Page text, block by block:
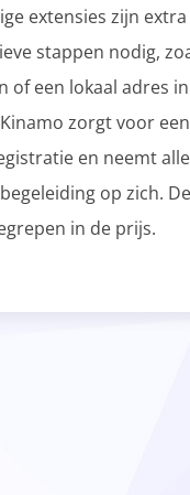
extensies zijn extra
stappen nodig,
of een lokaal adres
zorgt voor
en neemt
op zich.
in de prijs.